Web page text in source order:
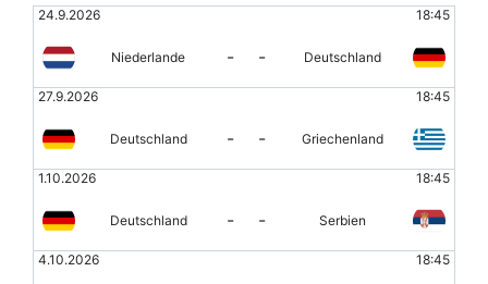
24.9.2026 18:45
Niederlande - - Deutschland
27.9.2026 18:45
Deutschland - - Griechenland
1.10.2026 18:45
Deutschland - - Serbien
4.10.2026 18:45